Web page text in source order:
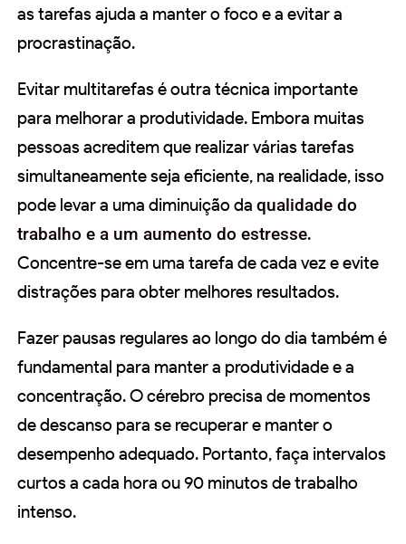
as tarefas ajuda a manter o foco e a evitar a
procrastinação.
Evitar multitarefas é outra técnica importante
para melhorar a produtividade. Embora muitas
pessoas acreditem que realizar várias tarefas
simultaneamente seja eficiente, na realidade, isso
pode levar a uma diminuição da qualidade do
trabalho e a um aumento do estresse.
Concentre-se em uma tarefa de cada vez e evite
distrações para obter melhores resultados.
Fazer pausas regulares ao longo do dia também é
fundamental para manter a produtividade e a
concentração. O cérebro precisa de momentos
de descanso para se recuperar e manter o
desempenho adequado. Portanto, faça intervalos
curtos a cada hora ou 90 minutos de trabalho
intenso.